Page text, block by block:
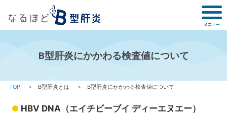
B型肝炎にかかわる検査値について
TOP B型肝炎とは B型肝炎にかかわる検査値について
HBV DNA（エイチビーブイ ディーエヌエー）